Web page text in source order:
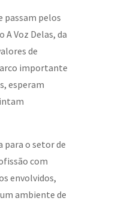
passam pelos
Voz Delas, da
de
importante
esperam
para o setor de
com
envolvidos,
ambiente de